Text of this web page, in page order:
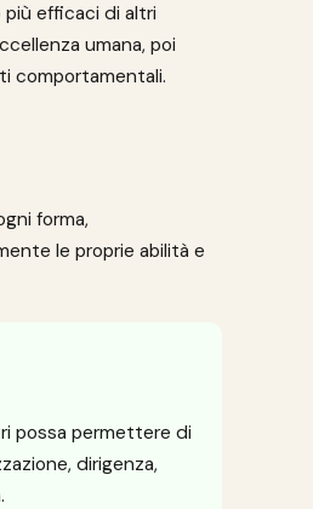
più efficaci di altri
umana, poi
comportamentali.
forma,
le proprie abilità e
possa permettere di
dirigenza,